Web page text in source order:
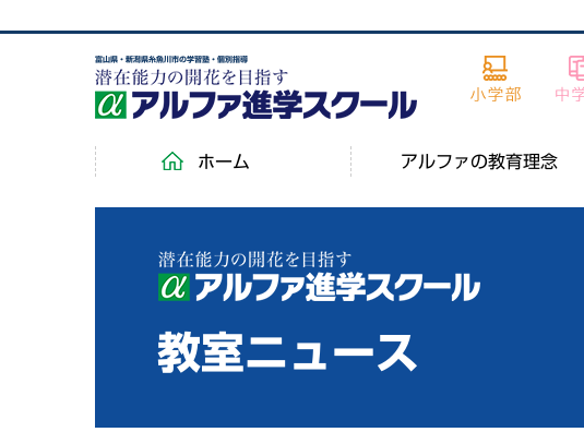
富山県・新潟県糸魚川市の学習塾・個別指導
ホーム アルファの教育理念
教室ニュース